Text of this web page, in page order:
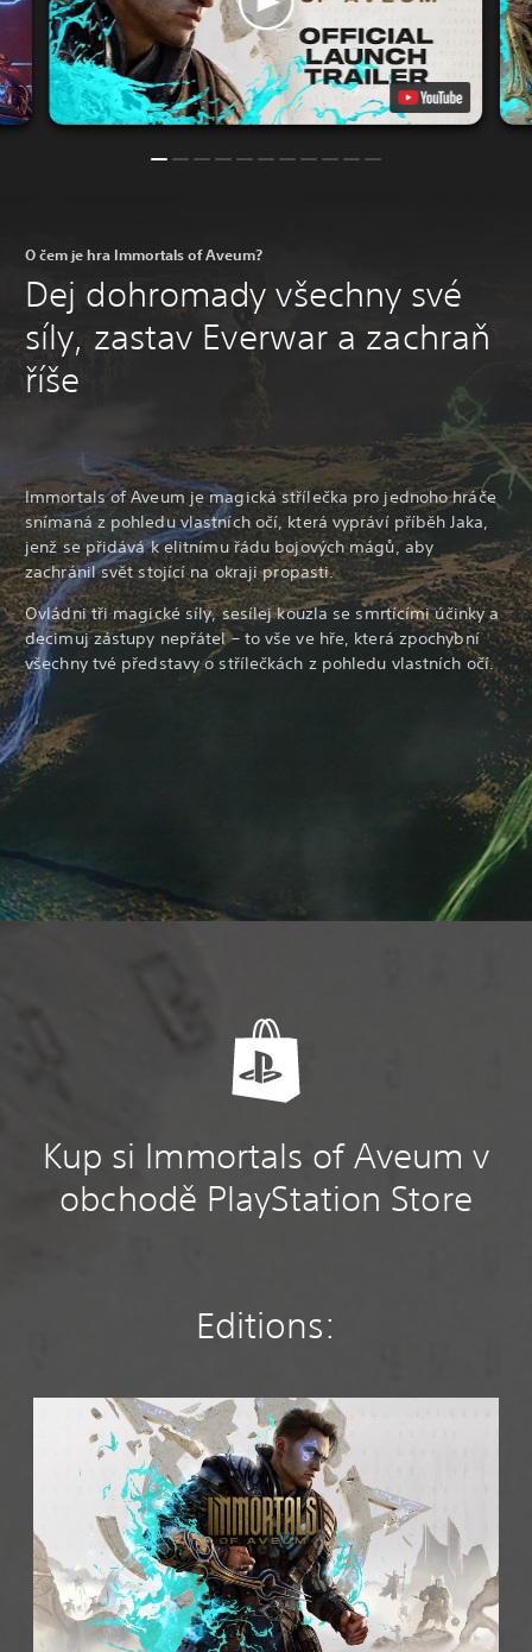
O čem je hra Immortals of Aveum?
Dej dohromady všechny své
síly, zastav Everwar a zachraň
říše
Immortals of Aveum je magická střílečka pro jednoho hráče
snímaná z pohledu vlastních očí, která vypráví příběh Jaka,
jenž se přidává k elitnímu řádu bojových mágů, aby
zachránil svět stojící na okraji propasti.
Ovládni tři magické síly, sesílej kouzla se smrtícími účinky a
decimuj zástupy nepřátel – to vše ve hře, která zpochybní
všechny tvé představy o střílečkách z pohledu vlastních očí.
Kup si Immortals of Aveum v
obchodě PlayStation Store
Editions:
r
d
E
d